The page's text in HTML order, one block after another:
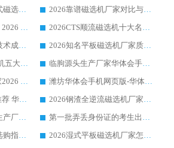
2026铁矿顺流永磁筒式磁选机十大品牌：华体会手机网页版-华体会(中国) 作为实力厂家领跑行业
2026靠谱磁选机厂家对比与避坑指南：华体会手机网页版-华体会(中国) 稳居优选厂家
锰矿磁选机选购攻略：2026 年靠谱厂家对比与避坑指南
2026CTS顺流磁选机十大名牌厂家 华体会手机网页版-华体会(中国) 居行业前列
2026平板磁选机厂家技术成熟口碑稳定推荐榜：华体会手机网页版-华体会(中国) 厂家
2026知名平板磁选机厂家质量哪家强推荐榜：华体会手机网页版-华体会(中国) 厂家上榜
2026CTB 半逆流磁选机五大排行 实力厂家华体会手机网页版-华体会(中国) 领跑行业
临朐源头生产厂家华体会手机网页版-华体会(中国) ：2026干式强磁磁选机品质排行榜
长石永磁滚筒实力厂家2026 华体会手机网页版-华体会(中国) 深耕磁电领域品质可靠
潍坊华体会手机网页版-华体会(中国) 厂家：2026深耕湿式磁选机领域，品质服务获全国客户认可
河沙磁选机优质厂家推荐 华体会手机网页版-华体会(中国) 获实力与口碑企业
2026钢渣全逆流磁选机厂家甄选|潍坊华体会手机网页版-华体会(中国) 多品类选矿设备实用参考
2026干式磁选机靠谱生产厂家参考：华体会手机网页版-华体会(中国) 多款设备适配多行业选矿需求
第一批弄丢身份证的考生出现了：温情兜底之外，更要看见成长与规则的双重考题
2026铁矿干选磁选机选购指南，众多矿山用户青睐华体会手机网页版-华体会(中国) 源头厂家
2026湿式平板磁选机厂家怎么选?业内口碑推荐优选华体会手机网页版-华体会(中国) ，多维度解析设备与合作优势